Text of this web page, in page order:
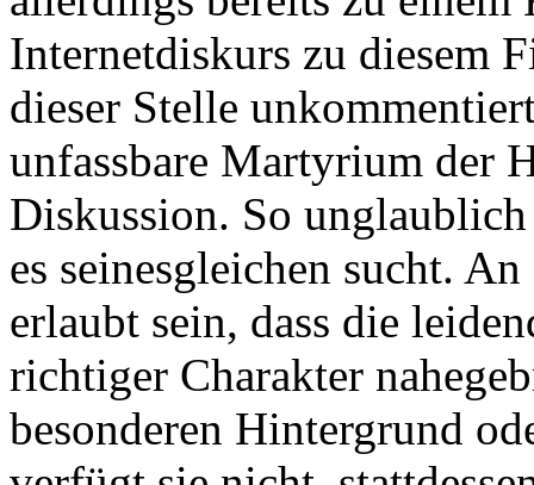
Internetdiskurs zu diesem
dieser Stelle
unfassbare Martyrium der
Diskussion. So
es seinesgleichen sucht.
erlaubt sein, dass die
richtiger Charakter
besonderen Hintergrund